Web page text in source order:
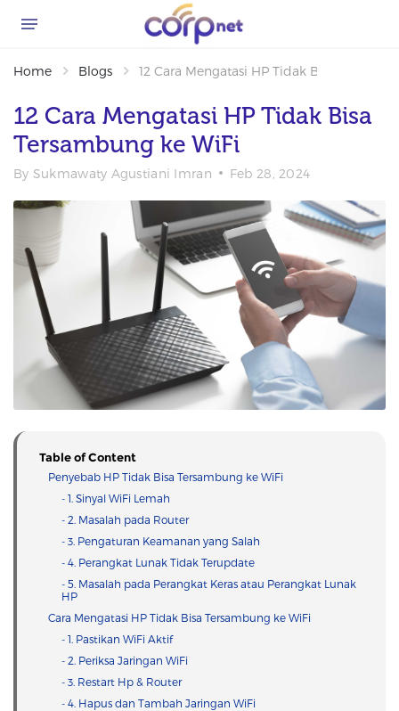
Home Blogs 12 Cara Mengatasi HP Tidak Bisa
12 Cara Mengatasi HP Tidak Bisa
Tersambung ke WiFi
By Sukmawaty Agustiani Imran Feb 28, 2024
Table of Content
Penyebab HP Tidak Bisa Tersambung ke WiFi
- 1. Sinyal WiFi Lemah
- 2. Masalah pada Router
- 3. Pengaturan Keamanan yang Salah
- 4. Perangkat Lunak Tidak Terupdate
- 5. Masalah pada Perangkat Keras atau Perangkat Lunak
HP
Cara Mengatasi HP Tidak Bisa Tersambung ke WiFi
- 1. Pastikan WiFi Aktif
- 2. Periksa Jaringan WiFi
- 3. Restart Hp & Router
- 4. Hapus dan Tambah Jaringan WiFi